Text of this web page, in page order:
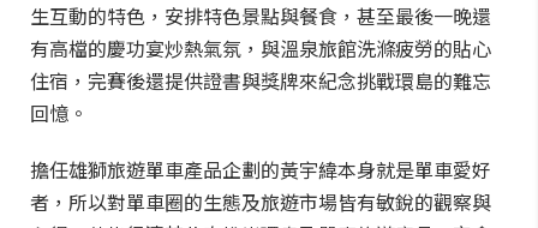
生互動的特色，安排特色景點與餐食，甚至最後一晚還
有高檔的慶功宴炒熱氣氛，與溫泉旅館洗滌疲勞的貼心
住宿，完賽後還提供證書與獎牌來紀念挑戰環島的難忘
回憶。
擔任雄獅旅遊單車產品企劃的黃宇緯本身就是單車愛好
者，所以對單車圈的生態及旅遊市場皆有敏銳的觀察與